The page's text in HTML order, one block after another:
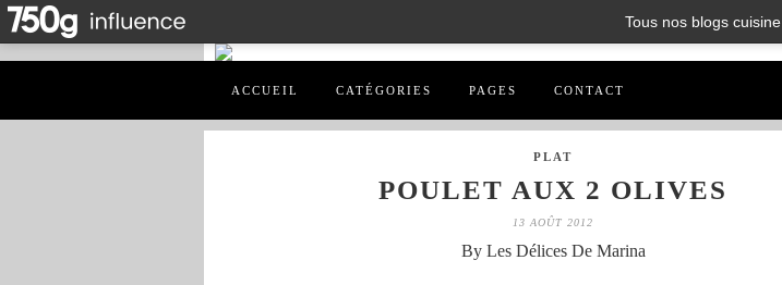
Tous nos blogs cuisine
ACCUEIL CATÉGORIES PAGES CONTACT
PLAT
POULET AUX 2 OLIVES
13 AOÛT 2012
By Les Délices De Marina